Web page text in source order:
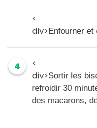
<
div>Enfourner et
4
<
div>Sortir les
refroidir 30
des macarons,